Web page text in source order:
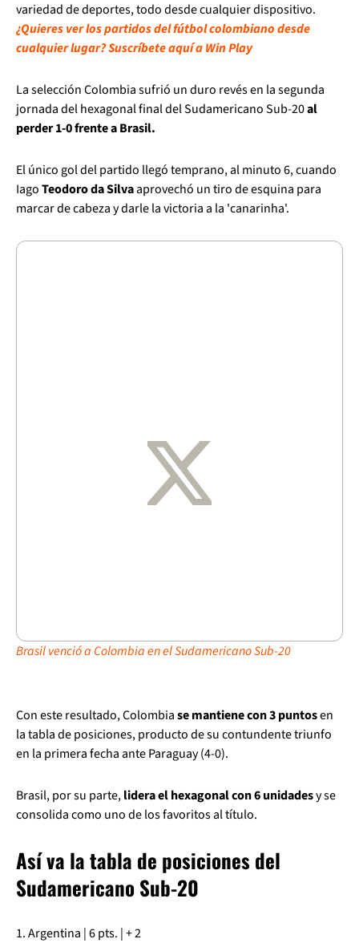
variedad de deportes, todo desde cualquier dispositivo.
¿Quieres ver los partidos del fútbol colombiano desde
cualquier lugar? Suscríbete aquí a Win Play
La selección Colombia sufrió un duro revés en la segunda
jornada del hexagonal final del Sudamericano Sub-20al
perder 1-0 frente a Brasil.
El único gol del partido llegó temprano, al minuto 6, cuando
IagoTeodoro da Silvaaprovechó un tiro de esquina para
marcar de cabeza y darle la victoria a la 'canarinha'.
Brasil venció a Colombia en el Sudamericano Sub-20
Con este resultado, Colombiase mantiene con 3 puntosen
la tabla de posiciones, producto de su contundente triunfo
en la primera fecha ante Paraguay (4-0).
Brasil, por su parte,lidera el hexagonal con 6 unidadesy se
consolida como uno de los favoritos al título.
Así va la tabla de posiciones del
Sudamericano Sub-20
1. Argentina | 6 pts. | + 2